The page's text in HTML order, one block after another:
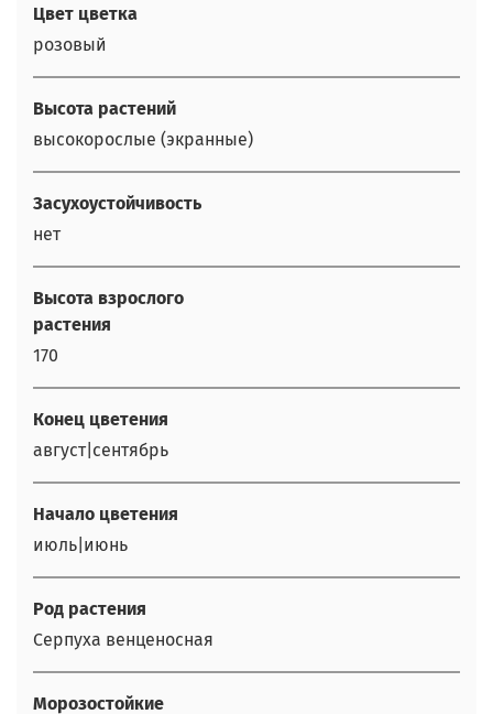
Цвет цветка
розовый
Высота растений
высокорослые (экранные)
Засухоустойчивость
нет
Высота взрослого
растения
170
Конец цветения
август|сентябрь
Начало цветения
июль|июнь
Род растения
Серпуха венценосная
Морозостойкие